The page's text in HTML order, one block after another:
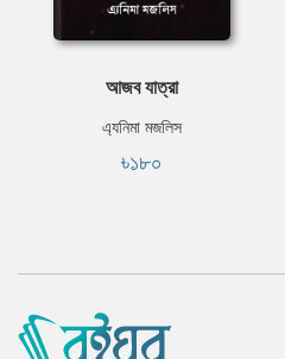
আজব যাত্রা
এ্যনিমা মজলিস
৳১৮০